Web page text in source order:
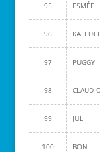
95 ESMÉE
96 KALI
97 PUGGY
98
99 JUL
100
BON